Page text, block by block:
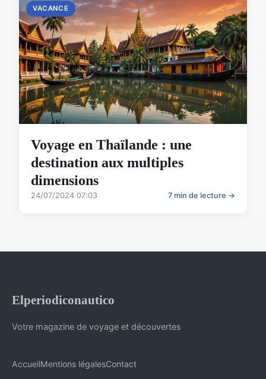
VACANCE
Voyage en Thaïlande : une
destination aux multiples
dimensions
24/07/2024 07:03 7 min de lecture →
Elperiodiconautico
Votre magazine de voyage et découvertes
AccueilMentions légalesContact